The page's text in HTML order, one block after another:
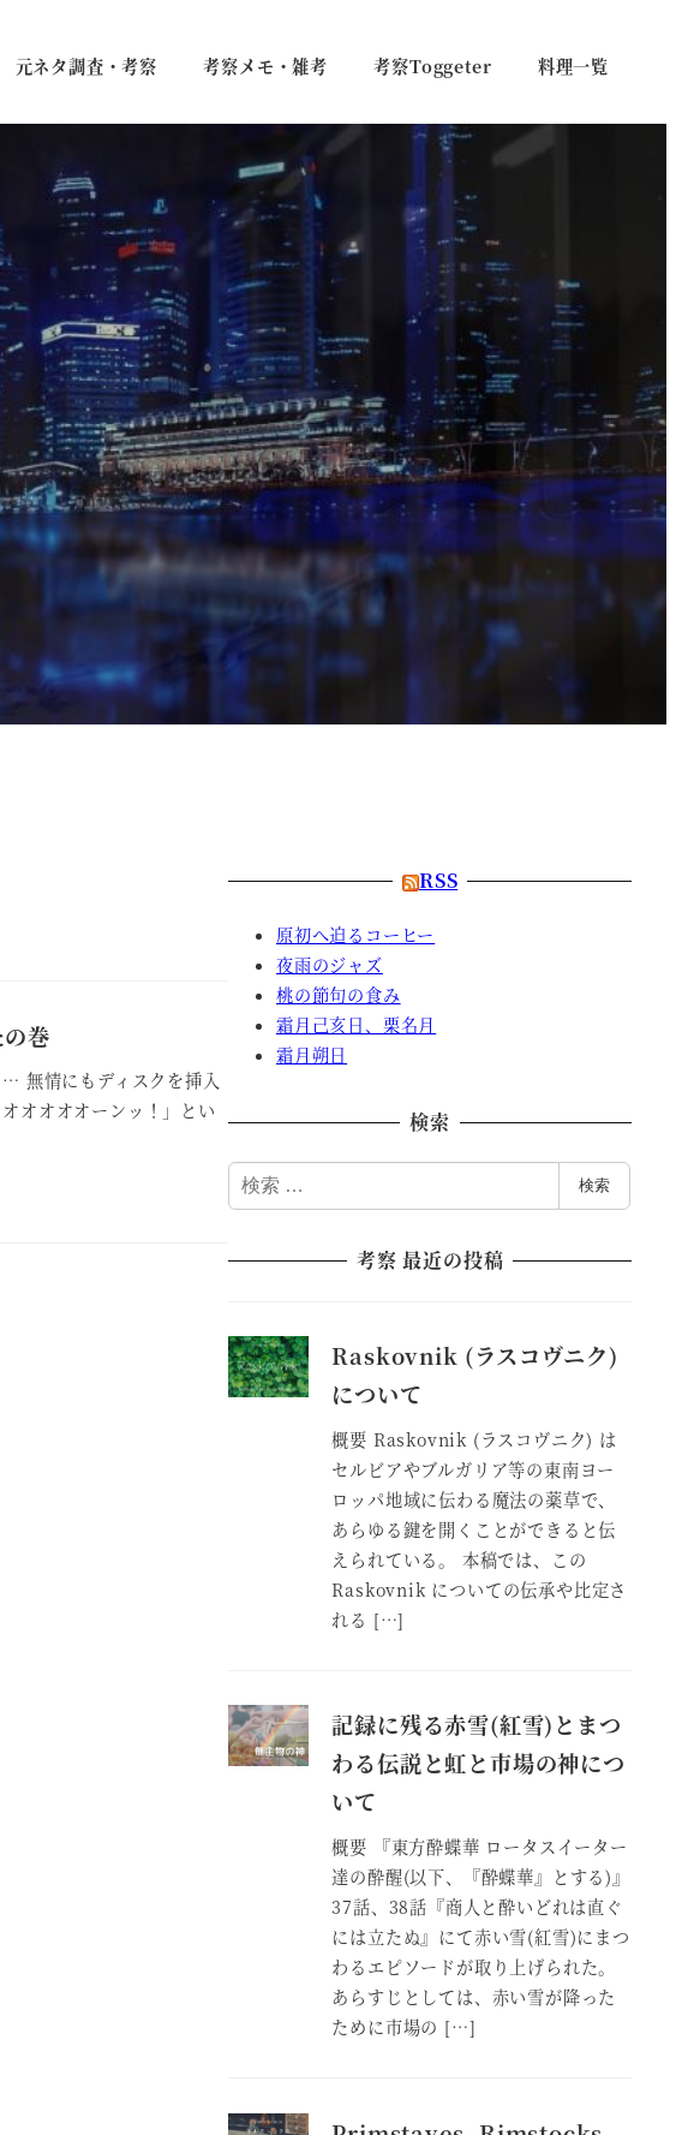
元ネタ調査・考察 考察メモ・雑考 考察Toggeter 料理一覧
巻
無情にもディスクを挿入
オオオオーンッ！」とい
RSS
原初へ迫るコーヒー
夜雨のジャズ
桃の節句の食み
霜月己亥日、栗名月
霜月朔日
検索
検
索
検索
考察 最近の投稿
Raskovnik (ラスコヴニク)
について
概要 Raskovnik (ラスコヴニク) は
セルビアやブルガリア等の東南ヨー
ロッパ地域に伝わる魔法の薬草で、
あらゆる鍵を開くことができると伝
えられている。 本稿では、この
Raskovnik についての伝承や比定さ
れる […]
記録に残る赤雪(紅雪)とまつ
わる伝説と虹と市場の神につ
いて
概要 『東方酔蝶華 ロータスイーター
達の酔醒(以下、『酔蝶華』とする)』
37話、38話『商人と酔いどれは直ぐ
には立たぬ』にて赤い雪(紅雪)にまつ
わるエピソードが取り上げられた。
あらすじとしては、赤い雪が降った
ために市場の […]